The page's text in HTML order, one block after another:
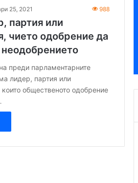
25, 2021 988
партия или
чието одобрение да
преди парламентарните
лидер, партия или
които общественото одобрение